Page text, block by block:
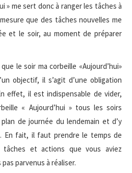
» me sert donc à ranger les tâches à
que des tâches nouvelles me
et le soir, au moment de préparer
le soir ma corbeille «Aujourd’hui»
objectif, il s’agit d’une obligation
effet, il est indispensable de vider,
« Aujourd’hui » tous les soirs
de journée du lendemain et d’y
En fait, il faut prendre le temps de
tâches et actions que vous aviez
parvenus à réaliser.